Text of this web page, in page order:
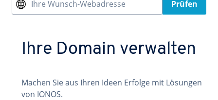
Ihre Wunsch-Webadresse Prüfen
Ihre Domain verwalten
Machen Sie aus Ihren Ideen Erfolge mit Lösungen
von IONOS.